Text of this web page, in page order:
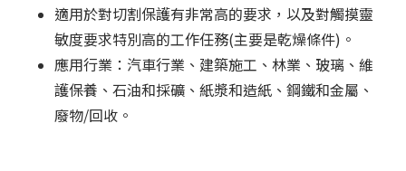
適用於對切割保護有非常高的要求，以及對觸摸靈
敏度要求特別高的工作任務(主要是乾燥條件)。
應用行業：汽車行業、建築施工、林業、玻璃、維
護保養、石油和採礦、紙漿和造紙、鋼鐵和金屬、
廢物/回收。